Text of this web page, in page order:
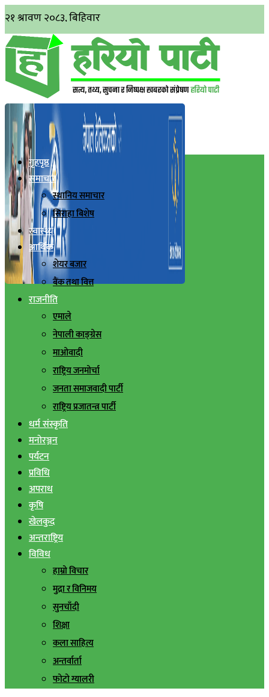
गृहपृष्ठ
समाचार
स्थानिय समाचार
सिराहा बिशेष
स्वास्थ्य
आर्थिक
शेयर बजार
बैंक तथा वित्त
राजनीति
एमाले
नेपाली काङ्ग्रेस
माओवादी
राष्ट्रिय जनमोर्चा
जनता समाजवादी पार्टी
राष्ट्रिय प्रजातन्त्र पार्टी
धर्म संस्कृति
मनोरञ्जन
पर्यटन
प्रविधि
अपराध
कृषि
खेलकुद
अन्तराष्ट्रिय
विविध
हाम्रो विचार
मुद्रा र विनिमय
सुनचाँदी
शिक्षा
कला साहित्य
अन्तर्वार्ता
फोटो ग्यालरी